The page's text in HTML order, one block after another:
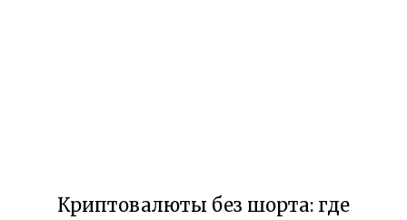
Криптовалюты без шорта: где